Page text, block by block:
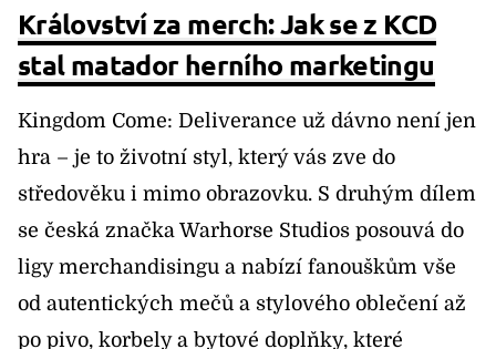
Království za merch: Jak se z KCD
stal matador herního marketingu
Kingdom Come: Deliverance už dávno není jen
hra – je to životní styl, který vás zve do
středověku i mimo obrazovku. S druhým dílem
se česká značka Warhorse Studios posouvá do
ligy merchandisingu a nabízí fanouškům vše
od autentických mečů a stylového oblečení až
po pivo, korbely a bytové doplňky, které